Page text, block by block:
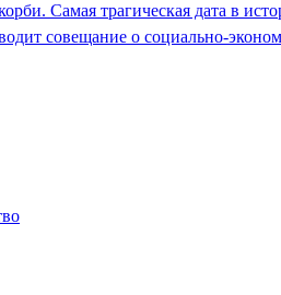
Самая трагическая дата в
совещание о социально-